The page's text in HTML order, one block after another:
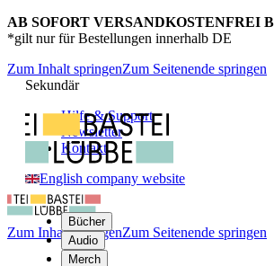
AB SOFORT VERSANDKOSTENFREI
*gilt nur für Bestellungen innerhalb DE
Zum Inhalt springenZum Seitenende springen
Sekundär
Hilfe & Support
Newsletter
Kontakt
English company website
Bücher
Audio
Merch
Zum Inhalt springenZum Seitenende springen